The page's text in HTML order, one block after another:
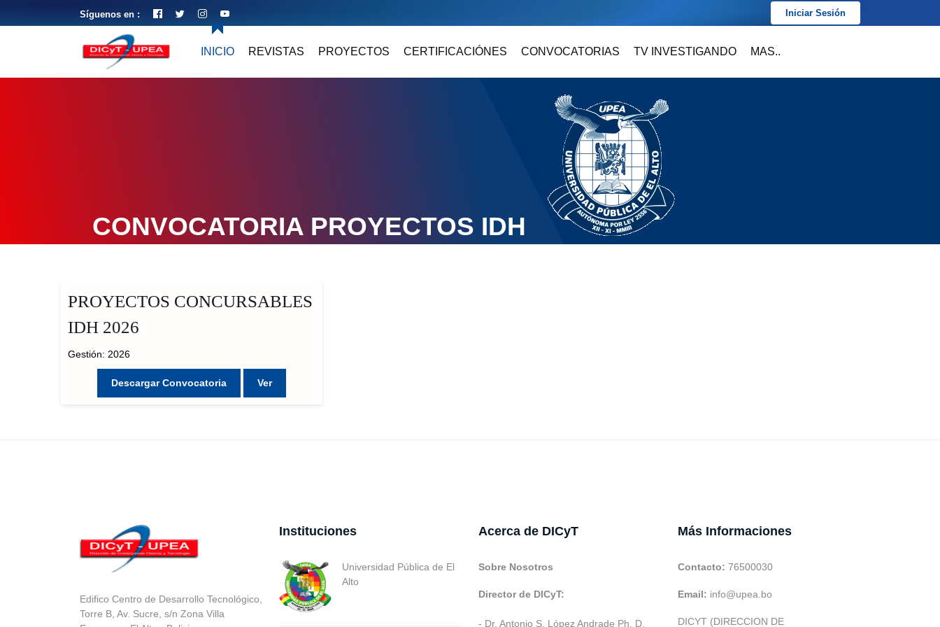
Síguenos en : Iniciar Sesión
INICIO REVISTAS PROYECTOS CERTIFICACIÓNES CONVOCATORIAS TV INVESTIGANDO MAS..
CONVOCATORIA PROYECTOS IDH
PROYECTOS CONCURSABLES
IDH 2026
Gestión: 2026
Descargar Convocatoria Ver
Edifico Centro de Desarrollo Tecnológico,
Torre B, Av. Sucre, s/n Zona Villa
Instituciones
Universidad Pública de El
Alto
Acerca de DICyT
Sobre Nosotros
Director de DICyT:
- Dr. Antonio S. López Andrade Ph. D.
Más Informaciones
Contacto: 76500030
Email: info@upea.bo
DICYT (DIRECCION DE